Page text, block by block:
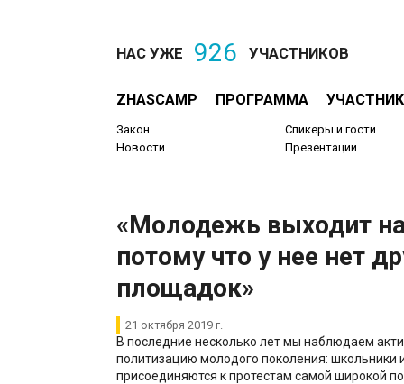
НАС УЖЕ 926 УЧАСТНИКОВ
ZHASCAMP ПРОГРАММА
Закон
Новости
Спикеры и гости
Презентации
«Молодежь выходит
потому что у нее нет
площадок»
21 октября 2019 г.
В последние несколько лет мы наблюдаем
политизацию молодого поколения: школьники
присоединяются к протестам самой широкой